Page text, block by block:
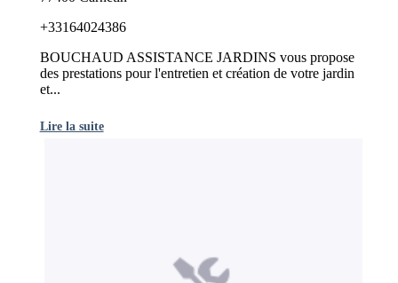
+33164024386
BOUCHAUD ASSISTANCE JARDINS vous propose
des prestations pour l'entretien et création de votre jardin
et...
Lire la suite